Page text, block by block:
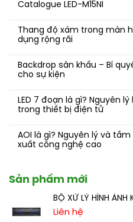
Catalogue LED-M15NI
Thang độ xám trong màn
dụng rộng rãi
Backdrop sân khấu – Bí
cho sự kiện
LED 7 đoạn là gì? Nguyên
trong thiết bị điện tử
AOI là gì? Nguyên lý và
xuất công nghệ cao
Sản phẩm mới
BỘ XỬ LÝ HÌNH ẢNH
Liên hệ